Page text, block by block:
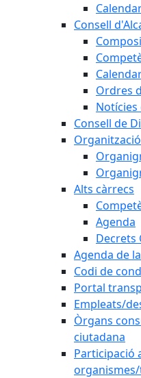
Consell
Ordres
Notícies
Consell de
Alts càrrecs
Agenda
Decrets
Agenda de
Codi de
Portal
Empleats/
Òrgans
ciutadana
Participació